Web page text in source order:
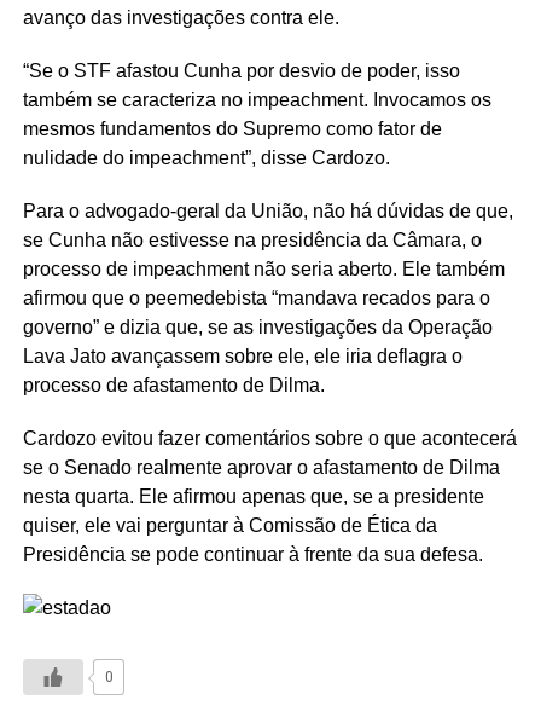
avanço das investigações contra ele.
“Se o STF afastou Cunha por desvio de poder, isso
também se caracteriza no impeachment. Invocamos os
mesmos fundamentos do Supremo como fator de
nulidade do impeachment”, disse Cardozo.
Para o advogado-geral da União, não há dúvidas de que,
se Cunha não estivesse na presidência da Câmara, o
processo de impeachment não seria aberto. Ele também
afirmou que o peemedebista “mandava recados para o
governo” e dizia que, se as investigações da Operação
Lava Jato avançassem sobre ele, ele iria deflagra o
processo de afastamento de Dilma.
Cardozo evitou fazer comentários sobre o que acontecerá
se o Senado realmente aprovar o afastamento de Dilma
nesta quarta. Ele afirmou apenas que, se a presidente
quiser, ele vai perguntar à Comissão de Ética da
Presidência se pode continuar à frente da sua defesa.
0